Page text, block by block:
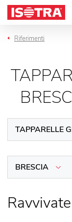
Vai al contenuto
Riferimenti
TAPPARELLE
BRESCIA